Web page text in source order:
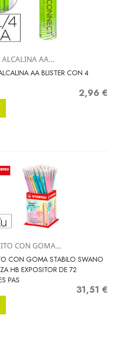
 Vista rápida
ALCALINA AA...
AA BLISTER CON 4
Precio
2,96 €
 Vista rápida
CON GOMA...
CON GOMA STABILO SWANO
HB EXPOSITOR DE 72
PAS
Precio
31,51 €